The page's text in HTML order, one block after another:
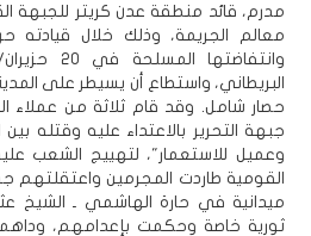
مدرم، قائد منطقة عدن كريتر للجبهة
معالم الجريمة، وذلك خلال قيادته
البريطاني، واستطاع أن يسيطر على
حصار شامل. وقد قام ثلاثة من عملاء
جبهة التحرير بالاعتداء عليه وقتله
وعميل للاستعمار"، لتهييج الشعب
القومية طاردت المجرمين واعتقلتهم
ميدانية في حارة الهاشمي ـ الشيخ
ثورية خاصة وحكمت بإعدامهم، وداهمت